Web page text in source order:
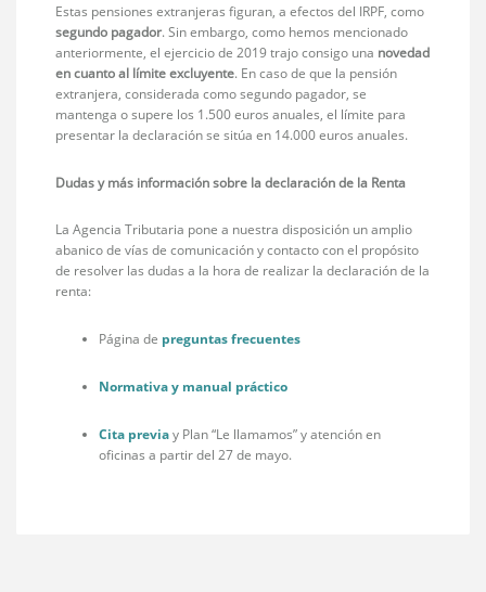
Estas pensiones extranjeras figuran, a efectos del IRPF, como
segundo pagador. Sin embargo, como hemos mencionado
anteriormente, el ejercicio de 2019 trajo consigo una novedad
en cuanto al límite excluyente. En caso de que la pensión
extranjera, considerada como segundo pagador, se
mantenga o supere los 1.500 euros anuales, el límite para
presentar la declaración se sitúa en 14.000 euros anuales.
Dudas y más información sobre la declaración de la Renta
La Agencia Tributaria pone a nuestra disposición un amplio
abanico de vías de comunicación y contacto con el propósito
de resolver las dudas a la hora de realizar la declaración de la
renta:
Página de preguntas frecuentes
Normativa y manual práctico
Cita previay Plan “Le llamamos” y atención en
oficinas a partir del 27 de mayo.